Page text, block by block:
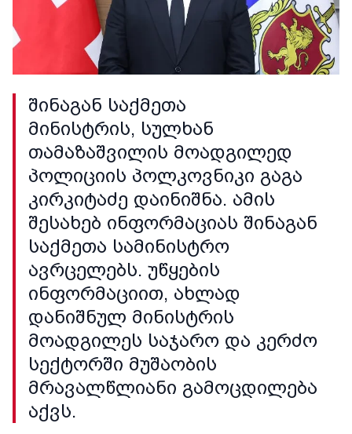
შინაგან საქმეთა
მინისტრის, სულხან
თამაზაშვილის მოადგილედ
პოლიციის პოლკოვნიკი გაგა
კირკიტაძე დაინიშნა. ამის
შესახებ ინფორმაციას შინაგან
საქმეთა სამინისტრო
ავრცელებს. უწყების
ინფორმაციით, ახლად
დანიშნულ მინისტრის
მოადგილეს საჯარო და კერძო
სექტორში მუშაობის
მრავალწლიანი გამოცდილება
აქვს.